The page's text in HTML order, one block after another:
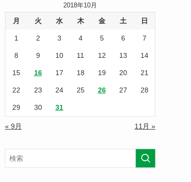
2018年10月
月 火 水 木 金 土 日
1 2 3 4 5 6 7
8 9 10 11 12 13 14
15 16 17 18 19 20 21
22 23 24 25 26 27 28
29 30 31
« 9月 11月 »